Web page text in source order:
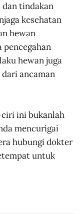
tindakan
kesehatan
hewan
pencegahan
hewan juga
ancaman
ini bukanlah
mencurigai
hubungi dokter
untuk